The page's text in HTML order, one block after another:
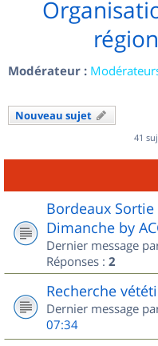
Modérateur :
Nouveau sujet
41
Bordeaux Sortie
Dimanche by
Dernier message
Réponses : 2
Recherche
Dernier message
07:34